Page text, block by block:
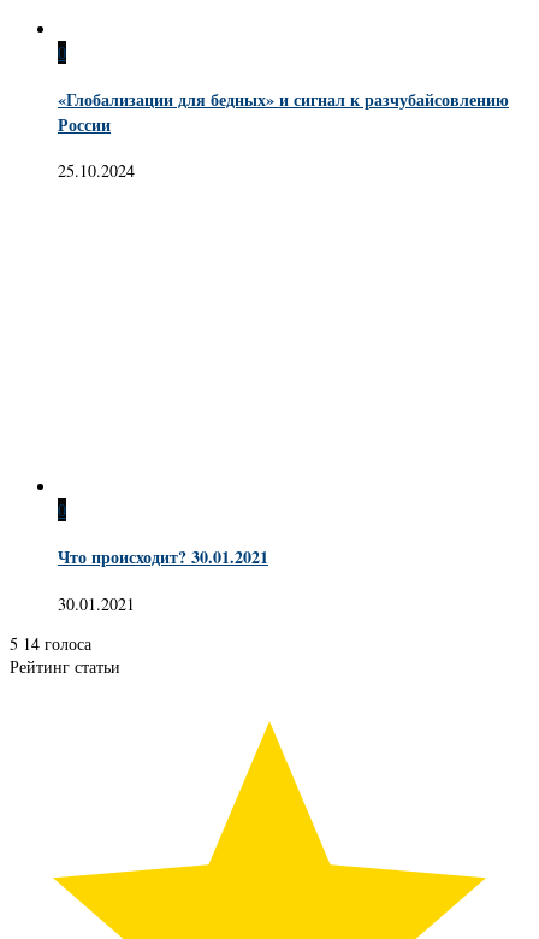
0
«Глобализации для бедных» и сигнал к разчубайсовлению
России
25.10.2024
0
Что происходит? 30.01.2021
30.01.2021
5 14 голоса
Рейтинг статьи